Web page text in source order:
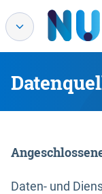
Daten- und